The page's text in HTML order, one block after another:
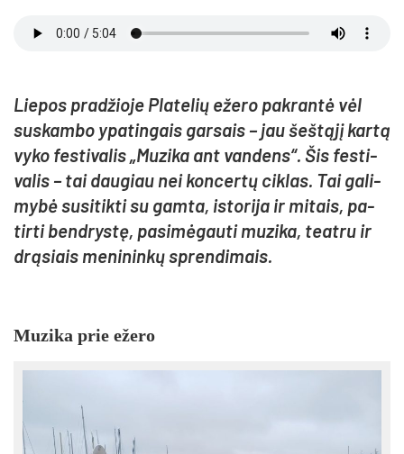
Lie­pos pra­džio­je Pla­te­lių eže­ro pa­kran­tė vėl
su­skam­bo ypa­tin­gais gar­sais – jau šeš­tą­jį kar­tą
vy­ko fes­ti­va­lis „Mu­zi­ka ant van­dens“. Šis fes­ti­
va­lis – tai dau­giau nei kon­cer­tų cik­las. Tai ga­li­
my­bė su­si­tik­ti su gam­ta, is­to­ri­ja ir mi­tais, pa­
tir­ti bend­rys­tę, pa­si­mė­gau­ti mu­zi­ka, teat­ru ir
drą­siais me­ni­nin­kų spren­di­mais.
Mu­zi­ka prie eže­ro